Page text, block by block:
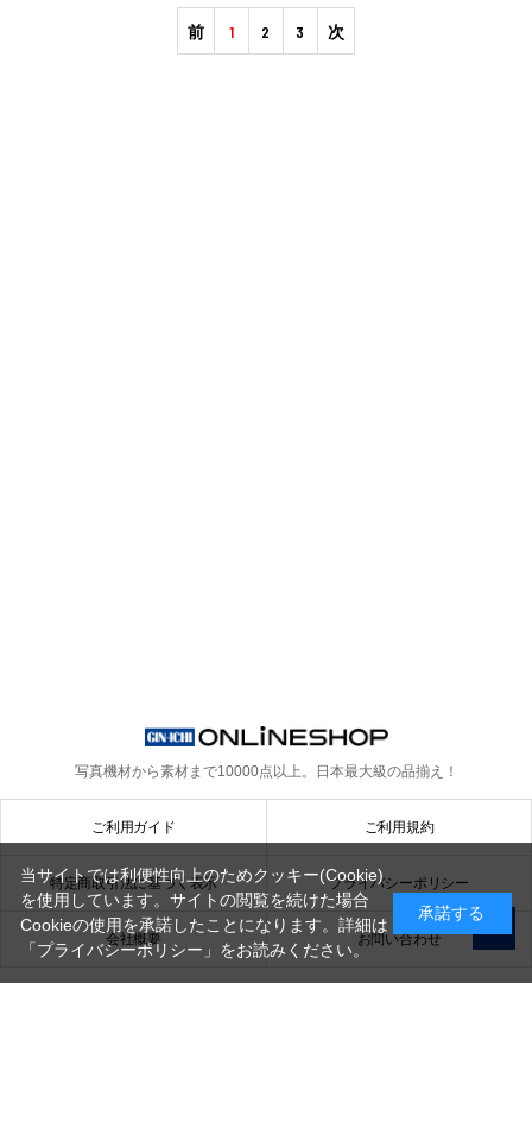
前 1 2 3 次
写真機材から素材まで10000点以上。 日本最大級の品揃え！
ご利用ガイド ご利用規約
特定商取引法に基づく表示 プライバシーポリシー
会社概要 お問い合わせ
当サイトでは利便性向上のためクッキー(Cookie)
を使用しています。サイトの閲覧を続けた場合
Cookieの使用を承諾したことになります。詳細は
「プライバシーポリシー」 をお読みください。
承諾する